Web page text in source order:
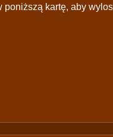
poniższą kartę, aby